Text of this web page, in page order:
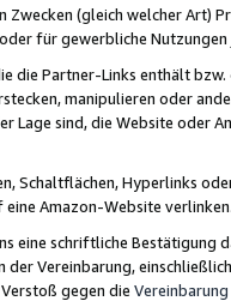
(gleich welcher Art)
für gewerbliche
die Partner-Links enthält
manipulieren oder
Lage sind, die Website oder
Schaltflächen, Hyperlinks
Amazon-Website
eine schriftliche
der Vereinbarung,
gegen die Vereinbarung